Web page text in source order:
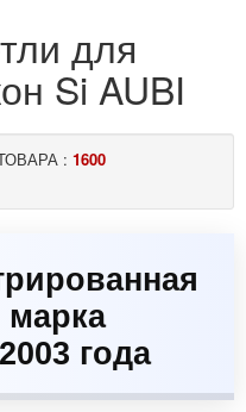
для
Si AUBI
: 1600
марка
года